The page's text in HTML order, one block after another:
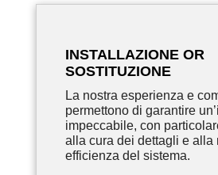
INSTALLAZIONE OR
SOSTITUZIONE
La nostra esperienza e
permettono di garantire
impeccabile, con
alla cura dei dettagli e alla
efficienza del sistema.